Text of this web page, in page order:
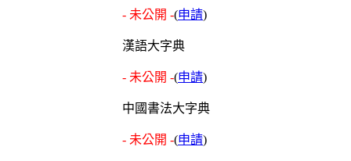
- 未公開 -(申請)
漢語大字典
- 未公開 -(申請)
中國書法大字典
- 未公開 -(申請)